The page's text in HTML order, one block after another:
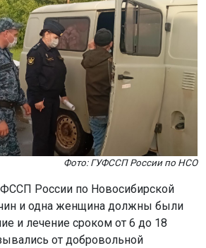
Фото: ГУФССП России по НСО
России по Новосибирской
и одна женщина должны были
и лечение сроком от 6 до 18
от добровольной